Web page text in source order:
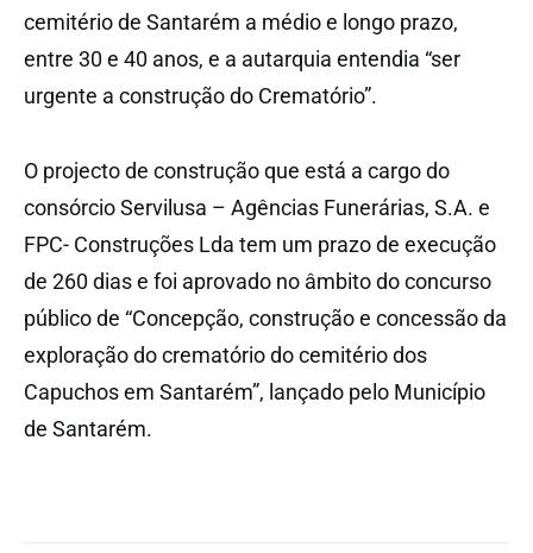
cemitério de Santarém a médio e longo prazo,
entre 30 e 40 anos, e a autarquia entendia “ser
urgente a construção do Crematório”.
O projecto de construção que está a cargo do
consórcio Servilusa – Agências Funerárias, S.A. e
FPC- Construções Lda tem um prazo de execução
de 260 dias e foi aprovado no âmbito do concurso
público de “Concepção, construção e concessão da
exploração do crematório do cemitério dos
Capuchos em Santarém”, lançado pelo Município
de Santarém.